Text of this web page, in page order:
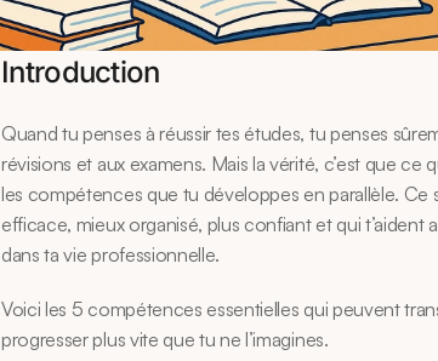
Introduction
Quand tu penses à réussir tes études, tu penses
révisions et aux examens. Mais la vérité, c’est que
les compétences que tu développes en parallèle. Ce
efficace, mieux organisé, plus confiant et qui t’aident
dans ta vie professionnelle.
Voici les 5 compétences essentielles qui peuvent
progresser plus vite que tu ne l’imagines.